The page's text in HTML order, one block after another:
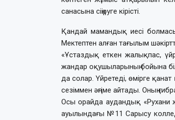
санасына сіңіруге кірісті.
Қандай мамандық иесі
Мектептен алған тағылым
«Ұстаздық еткен жалықпас,
жандар оқушыларының бойына
да солар. Үйретеді, өмірге
сезіммен әңгіме айтады. Оның
Осы орайда аудандық «Рухани
ауылындағы №11 Сарысу